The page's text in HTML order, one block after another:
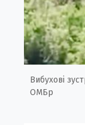
Вибухові
ОМБр